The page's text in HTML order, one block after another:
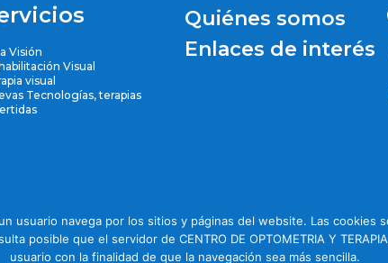
Visión
Visual
visual
Tecnologías, terapias
Quiénes somos
Enlaces de interés
Aviso Legal Política de Privacidad
un usuario navega por los sitios y páginas del website. Las
posible que el servidor de CENTRO DE OPTOMETRIA Y
usuario con la finalidad de que la navegación sea más sencilla.